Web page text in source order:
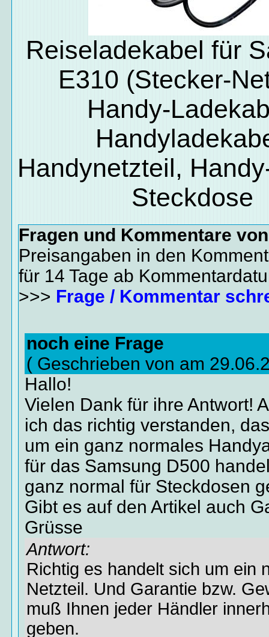
Reiseladekabel für
E310 (Stecker-
Handy-
Handynetzteil,
Steckdose
Fragen und Kommentare
Preisangaben in den
für 14 Tage ab
>>> Frage / Kommentar
noch eine Frage
( Geschrieben von am
Hallo!
Vielen Dank für ihre Antwort!
ich das richtig verstanden,
um ein ganz normales
für das Samsung D500
ganz normal für Steckdosen
Gibt es auf den Artikel auch
Grüsse
Antwort:
Richtig es handelt sich um ein
Netzteil. Und Garantie bzw.
muß Ihnen jeder Händler
geben.